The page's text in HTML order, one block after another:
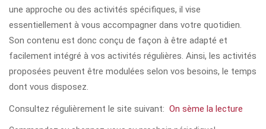
une approche ou des activités spécifiques, il vise
essentiellement à vous accompagner dans votre quotidien.
Son contenu est donc conçu de façon à être adapté et
facilement intégré à vos activités régulières. Ainsi, les activités
proposées peuvent être modulées selon vos besoins, le temps
dont vous disposez.
Consultez régulièrement le site suivant: On sème la lecture